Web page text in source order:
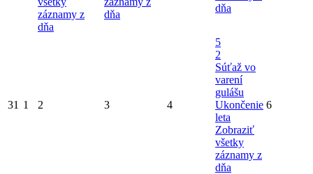
záznamy z
dňa
dňa
dňa
31 1 2 3 4
5
2
Súťaž vo
varení
gulášu
Ukončenie
leta
Zobraziť
všetky
záznamy z
dňa
6